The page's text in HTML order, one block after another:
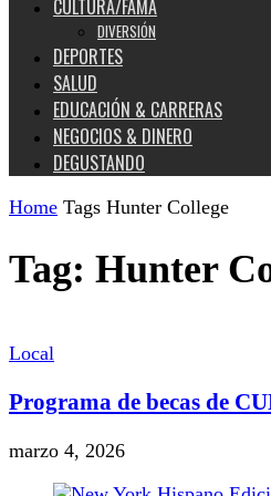
CULTURA/FAMA
DIVERSIÓN
DEPORTES
SALUD
EDUCACIÓN & CARRERAS
NEGOCIOS & DINERO
DEGUSTANDO
Home Tags Hunter College
Tag: Hunter
Local
Programa de becas de
marzo 4, 2026